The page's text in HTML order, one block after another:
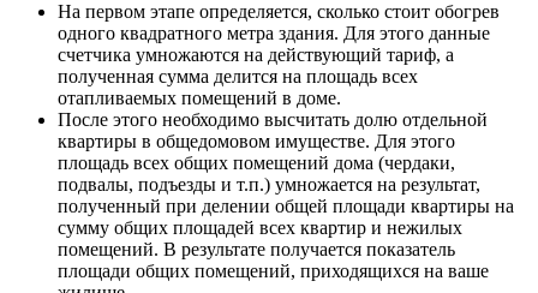
На первом этапе определяется, сколько стоит обогрев
одного квадратного метра здания. Для этого данные
счетчика умножаются на действующий тариф, а
полученная сумма делится на площадь всех
отапливаемых помещений в доме.
После этого необходимо высчитать долю отдельной
квартиры в общедомовом имуществе. Для этого
площадь всех общих помещений дома (чердаки,
подвалы, подъезды и т.п.) умножается на результат,
полученный при делении общей площади квартиры на
сумму общих площадей всех квартир и нежилых
помещений. В результате получается показатель
площади общих помещений, приходящихся на ваше